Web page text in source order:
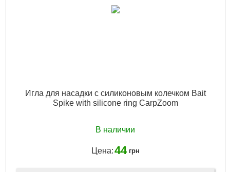
Игла для насадки с силиконовым колечком Bait
Spike with silicone ring CarpZoom
В наличии
Цена:44 грн